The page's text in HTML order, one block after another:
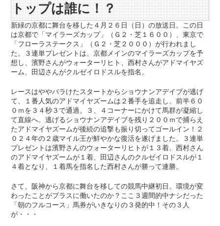
トップは誰に！？
新緑の京都に舞台を移した４月２６日（日）の放送日。この日
は京都で「マイラーズカップ」（Ｇ２・芝１６００）、東京で
「フローラステークス」（Ｇ２・芝２０００）が行われまし
た。３連単プレゼントは、京都メインのマイラーズカップを予
想し、濱野さんがウォーターリヒト、西村さんがアドマイヤズ
ーム、田辺さんがクルゼイロドスルを指名。
レースはややバラけたスタートからショウナンアデイブが逃げ
て、１番人気のアドマイヤズームは２番手を追走し、前半６０
０ｍを３４秒３で通過。３、４コーナーにかけて馬群が凝縮し
て直線へ。逃げるショウナンアデイブを残り２００ｍで捕らえ
たアドマイヤズームが後続の追撃も振り切ってゴールイン！２
０２４年の２歳マイル王が鮮やかな復活を遂げました。３連単
プレゼントは濱野さんのウォーターリヒトが１３着、西村さん
のアドマイヤズームが１着、田辺さんのクルゼイロドスルが１
４着となり、１着馬を指名した西村さんが勝って連勝。
さて、阪神から京都に舞台を移しての競馬中継初日。環境が変
わったことがプラスに働いたのか？ここ３週間的中ナシだった
「朝のフルコース」馬券がいきなりの３発的中！その３人
が・・・